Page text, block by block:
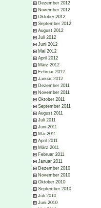
Dezember 2012
November 2012
Oktober 2012
September 2012
August 2012
Juli 2012
Juni 2012
Mai 2012
April 2012
März 2012
Februar 2012
Januar 2012
Dezember 2011
November 2011
Oktober 2011
September 2011
August 2011
Juli 2011
Juni 2011
Mai 2011
April 2011
März 2011
Februar 2011
Januar 2011
Dezember 2010
November 2010
Oktober 2010
September 2010
Juli 2010
Juni 2010